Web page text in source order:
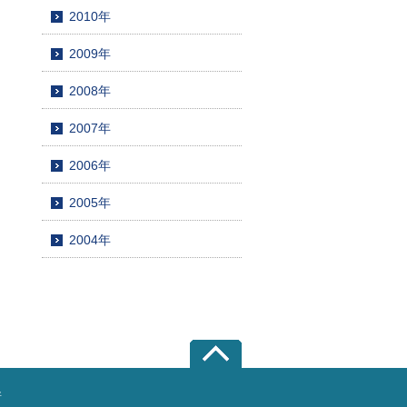
2010年
2009年
2008年
2007年
2006年
2005年
2004年